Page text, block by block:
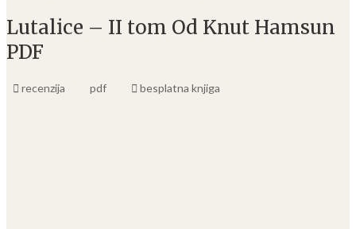
Lutalice – II tom Od Knut Hamsun
PDF
recenzija pdf besplatna knjiga